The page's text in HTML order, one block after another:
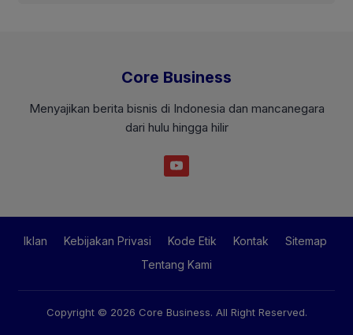
Core Business
Menyajikan berita bisnis di Indonesia dan mancanegara
dari hulu hingga hilir
Iklan Kebijakan Privasi Kode Etik Kontak
Sitemap
Tentang Kami
Copyright © 2026 Core Business. All Right Reserved.